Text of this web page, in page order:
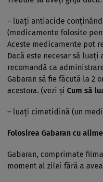
– luaţi antiacide
(medicamente folosite
Aceste medicamente pot
Dacă este necesar să luaţi
recomandă ca
Gabaran să fie făcută la 2
acestora. (vezi şi Cum să
– luaţi cimetidină (un
Folosirea Gabaran cu
Gabaran, comprimate
moment al zilei fără a